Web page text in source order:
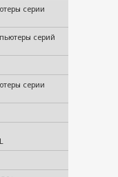
серии
серий
серии